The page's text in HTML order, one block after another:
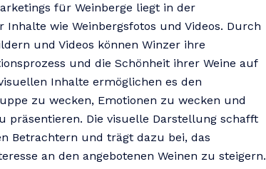
für Weinberge liegt in der
wie Weinbergsfotos und Videos. Durch
und Videos können Winzer ihre
und die Schönheit ihrer Weine auf
Inhalte ermöglichen es den
zu wecken, Emotionen zu wecken und
präsentieren. Die visuelle Darstellung schafft
Betrachtern und trägt dazu bei, das
an den angebotenen Weinen zu steigern.